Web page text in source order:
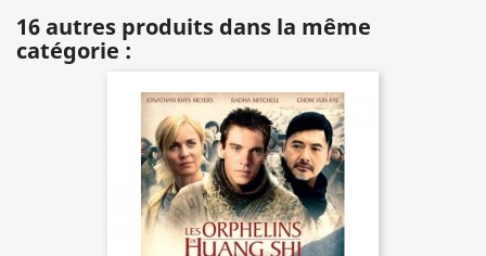
16 autres produits dans la même
catégorie :